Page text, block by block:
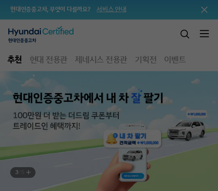
현대인증중고차, 무엇이 다를까요? 서비스 안내
추천 현대 전용관 제네시스 전용관 기획전 이벤트
3